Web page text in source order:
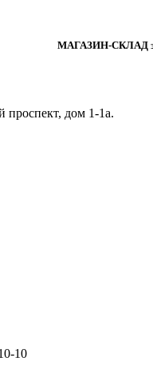
МАГАЗИН-СКЛАД
проспект, дом 1‑1а.
10